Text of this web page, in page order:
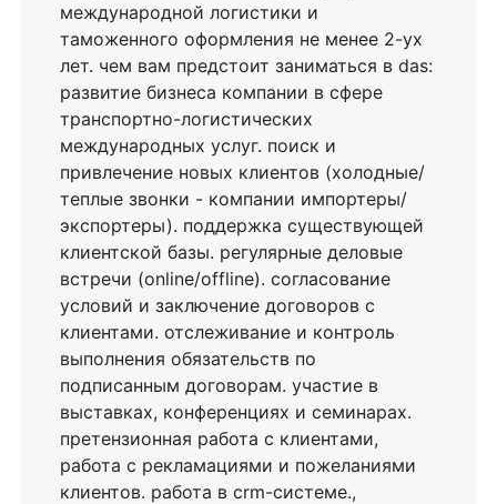
международной логистики и
таможенного оформления не менее 2-ух
лет. чем вам предстоит заниматься в das:
развитие бизнеса компании в сфере
транспортно-логистических
международных услуг. поиск и
привлечение новых клиентов (холодные/
теплые звонки - компании импортеры/
экспортеры). поддержка существующей
клиентской базы. регулярные деловые
встречи (online/offline). согласование
условий и заключение договоров с
клиентами. отслеживание и контроль
выполнения обязательств по
подписанным договорам. участие в
выставках, конференциях и семинарах.
претензионная работа с клиентами,
работа с рекламациями и пожеланиями
клиентов. работа в crm-системе.,